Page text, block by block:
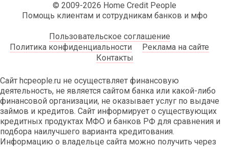
© 2009-2026 Home Credit People
Помощь клиентам и сотрудникам банков и мфо
Пользовательское соглашение
Политика конфиденциальности
Реклама на сайте
Контакты
Сайт hcpeople.ru не осуществляет финансовую
деятельность, не является сайтом банка или какой-либо
финансовой организации, не оказывает услуг по выдаче
займов и кредитов. Сайт информирует о существующих
кредитных продуктах МФО и банков РФ для сравнения и
подбора наилучшего варианта кредитования.
Информацию о владельце сайта можно получить через